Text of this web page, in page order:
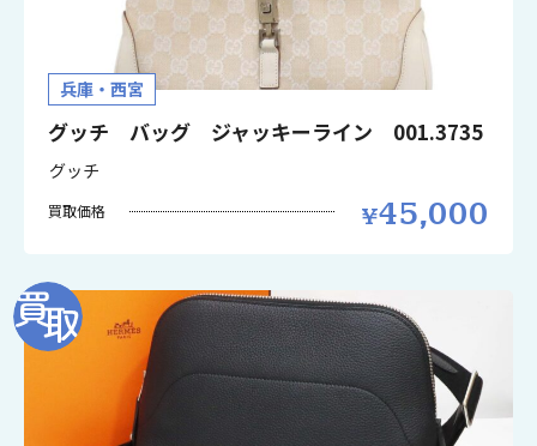
兵庫・西宮
グッチ バッグ ジャッキーライン 001.3735
グッチ
買取価格 45,000